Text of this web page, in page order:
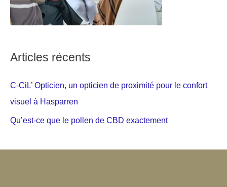
Articles récents
C-CiL’ Opticien, un opticien de proximité pour le confort
visuel à Hasparren
Qu’est-ce que le pollen de CBD exactement